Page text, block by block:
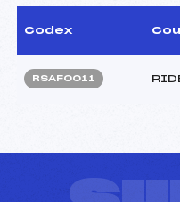
Codex
RSAF0011